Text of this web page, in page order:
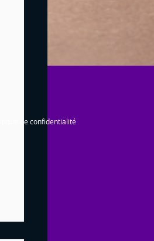
de confidentialité